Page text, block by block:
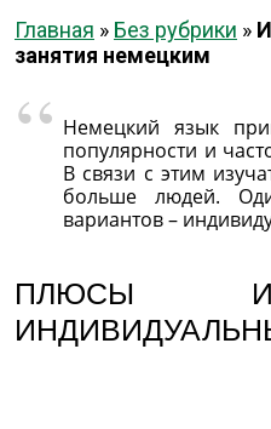
Главная » Без рубрики »
занятия немецким
Немецкий язык
популярности и
В связи с этим
больше людей.
вариантов –
ПЛЮСЫ